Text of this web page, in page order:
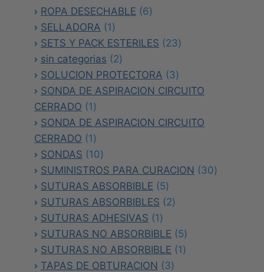
ROPA DESECHABLE 66
SELLADORA 11
producto
SETS Y PACK ESTERILES 2323
sin categorias 22
productos
SOLUCION PROTECTORA 33
productos
SONDA DE ASPIRACION CIRCUITO
CERRADO
11
producto
SONDA DE ASPIRACION CIRCUITO
CERRADO
11
producto
SONDAS 1010
productos
SUMINISTROS PARA CURACION 3030
SUTURAS ABSORBIBLE 55
productos
SUTURAS ABSORBIBLES 22
SUTURAS ADHESIVAS 11
producto
SUTURAS NO ABSORBIBLE 55
productos
SUTURAS NO ABSORBIBLE 11
TAPAS DE OBTURACION 33